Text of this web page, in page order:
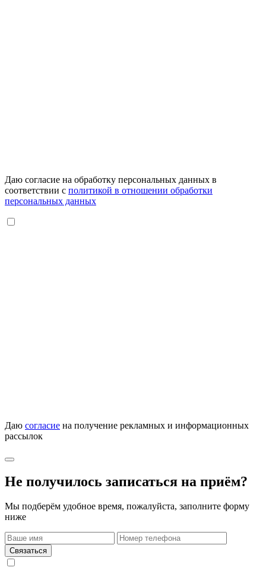
Даю согласие на обработку персональных данных в
соответствии с политикой в отношении обработки
персональных данных
Даю согласие на получение рекламных и информационных
рассылок
Не получилось записаться на приём?
Мы подберём удобное время, пожалуйста, заполните форму
ниже